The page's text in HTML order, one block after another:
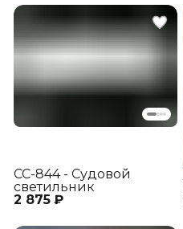
2 875 ₽
СС-844 - Судовой
светильник